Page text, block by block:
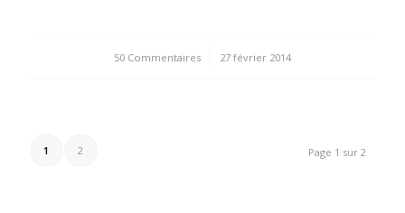
50 Commentaires
/ 27 février 2014
Page 1 sur 2
1 2